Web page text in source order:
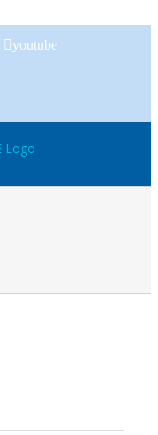
youtube